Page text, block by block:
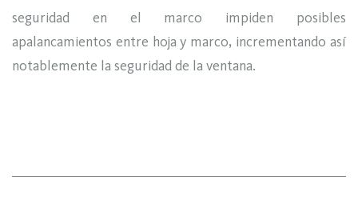
seguridad en el marco impiden posibles
apalancamientos entre hoja y marco, incrementando así
notablemente la seguridad de la ventana.